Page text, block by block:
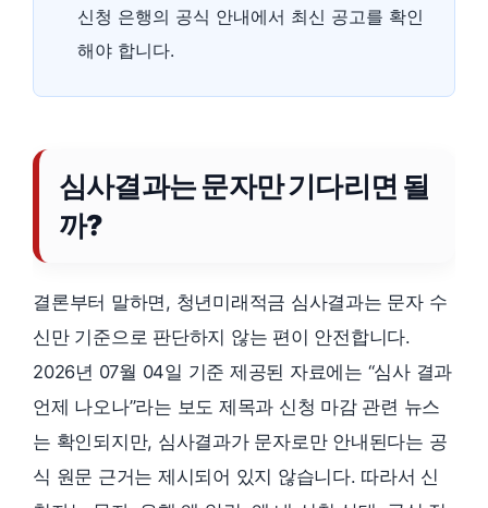
신청 은행의 공식 안내에서 최신 공고를 확인
해야 합니다.
심사결과는 문자만 기다리면 될
까?
결론부터 말하면, 청년미래적금 심사결과는 문자 수
신만 기준으로 판단하지 않는 편이 안전합니다.
2026년 07월 04일 기준 제공된 자료에는 “심사 결과
언제 나오나”라는 보도 제목과 신청 마감 관련 뉴스
는 확인되지만, 심사결과가 문자로만 안내된다는 공
식 원문 근거는 제시되어 있지 않습니다. 따라서 신